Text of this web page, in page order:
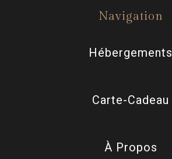
Navigation
Hébergements
Carte-Cadeau
À Propos